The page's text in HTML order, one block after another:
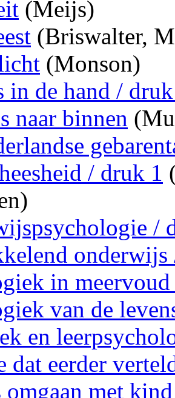
(Meijs)
(Briswalter,
(Monson)
in de hand /
naar binnen
/ druk 1
/
onderwijs
in
van de
en
dat eerder
omgaan met